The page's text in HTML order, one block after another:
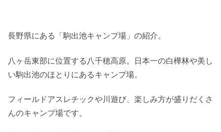
長野県にある「駒出池キャンプ場」の紹介。
八ヶ岳東部に位置する八千穂高原。日本一の白樺林や美し
い駒出池のほとりにあるキャンプ場。
フィールドアスレチックや川遊び、楽しみ方が盛りだくさ
んのキャンプ場です。